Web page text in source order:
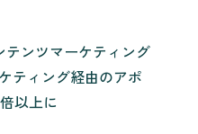
ンツマーケティング
ティング経由のアポ
以上に